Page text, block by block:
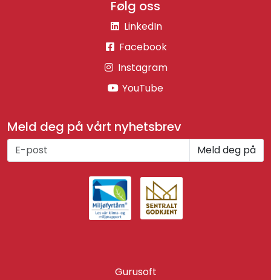
Meld deg på vårt nyhetsbrev
Meld deg på
Følg oss
LinkedIn
Facebook
Instagram
YouTube
Gurusoft